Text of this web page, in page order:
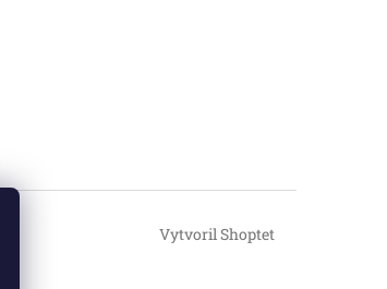
Vytvoril Shoptet